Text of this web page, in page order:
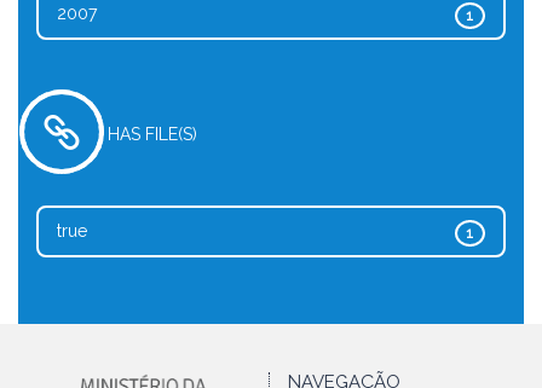
1
2007
HAS FILE(S)
1
true
NAVEGAÇÃO